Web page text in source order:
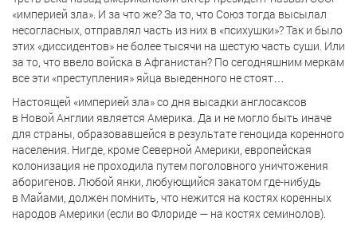
«империей зла». И за что же? За то, что Союз тогда высылал
несогласных, отправлял часть из них в «психушки»? Так и было
этих «диссидентов» не более тысячи на шестую часть суши. Или
за то, что ввело войска в Афганистан? По сегодняшним меркам
все эти «преступления» яйца выеденного не стоят…
Настоящей «империей зла» со дня высадки англосаксов
в Новой Англии является Америка. Да и не могло быть иначе
для страны, образовавшейся в результате геноцида коренного
населения. Нигде, кроме Северной Америки, европейская
колонизация не проходила путем поголовного уничтожения
аборигенов. Любой янки, любующийся закатом где-нибудь
в Майами, должен помнить, что нежится на костях коренных
народов Америки (если во Флориде — на костях семинолов).